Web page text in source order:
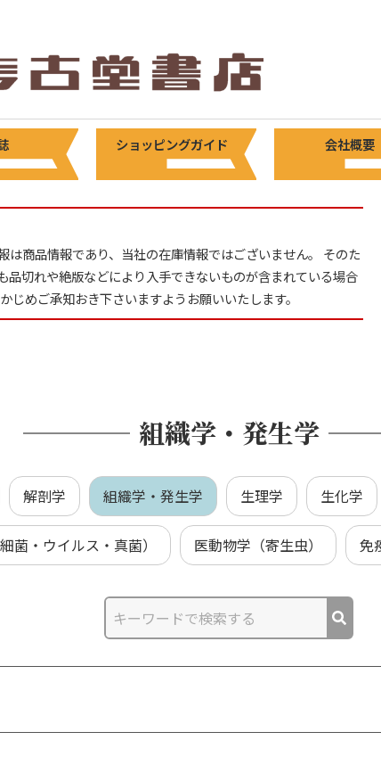
ショッピングガイド 会社概要
は商品情報であり、当社の在庫情報ではございません。 そのた
品切れや絶版などにより入手できないものが含まれている場合
じめご承知おき下さいますようお願いいたします。
組織学・発生学
解剖学 組織学・発生学 生理学 生化学
菌・ウイルス・真菌） 医動物学（寄生虫） 免